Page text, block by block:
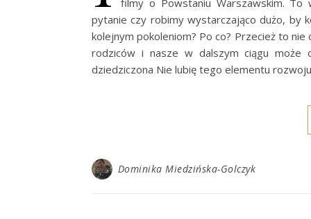
filmy o Powstaniu Warszawskim. To
pytanie czy robimy wystarczająco dużo, by
kolejnym pokoleniom? Po co? Przecież to
rodziców i nasze w dalszym ciągu może
dziedziczona Nie lubię tego elementu
Dominika Miedzińska-Golczyk